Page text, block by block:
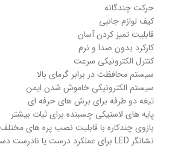
حرکت چندگانه
کیف لوازم جانبی
قابلیت تمیز کردن آسان
کارکرد بدون صدا و نرم
کنترل الکترونیکی سرعت
سیستم محافظت در برابر گرمای بالا
سیستم الکترونیکی خاموش شدن ایمن
تیغه دو طرفه برای برش های حرفه ای
پایه های لاستیکی چسبنده برای ثبات بیشتر
بازوی چندکاره با قابلیت نصب پره های مختلف
نشانگر LED برای عملکرد درست یا نادرست دستگاه